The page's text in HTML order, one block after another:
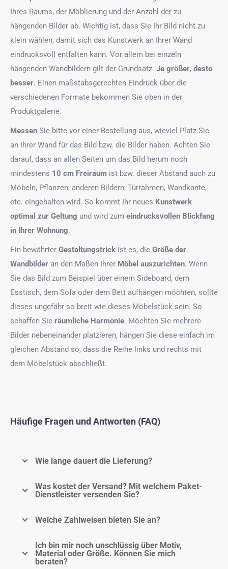
Ihres Raums, der Möblierung und der Anzahl der zu
hängenden Bilder ab. Wichtig ist, dass Sie Ihr Bild nicht zu
klein wählen, damit sich das Kunstwerk an Ihrer Wand
eindrucksvoll entfalten kann. Vor allem bei einzeln
hängenden Wandbildern gilt der Grundsatz: Je größer, desto
besser. Einen maßstabsgerechten Eindruck über die
verschiedenen Formate bekommen Sie oben in der
Produktgalerie.
Messen Sie bitte vor einer Bestellung aus, wieviel Platz Sie
an Ihrer Wand für das Bild bzw. die Bilder haben. Achten Sie
darauf, dass an allen Seiten um das Bild herum noch
mindestens 10 cm Freiraum ist bzw. dieser Abstand auch zu
Möbeln, Pflanzen, anderen Bildern, Türrahmen, Wandkante,
etc. eingehalten wird. So kommt Ihr neues Kunstwerk
optimal zur Geltung und wird zum eindrucksvollen Blickfang
in Ihrer Wohnung.
Ein bewährter Gestaltungstrick ist es, die Größe der
Wandbilder an den Maßen Ihrer Möbel auszurichten. Wenn
Sie das Bild zum Beispiel über einem Sideboard, dem
Esstisch, dem Sofa oder dem Bett aufhängen möchten, sollte
dieses ungefähr so breit wie dieses Möbelstück sein. So
schaffen Sie räumliche Harmonie. Möchten Sie mehrere
Bilder nebeneinander platzieren, hängen Sie diese einfach im
gleichen Abstand so, dass die Reihe links und rechts mit
dem Möbelstück abschließt.
Häufige Fragen und Antworten (FAQ)
Wie lange dauert die Lieferung?
Was kostet der Versand? Mit welchem Paket-
Dienstleister versenden Sie?
Welche Zahlweisen bieten Sie an?
Ich bin mir noch unschlüssig über Motiv,
Material oder Größe. Können Sie mich
beraten?